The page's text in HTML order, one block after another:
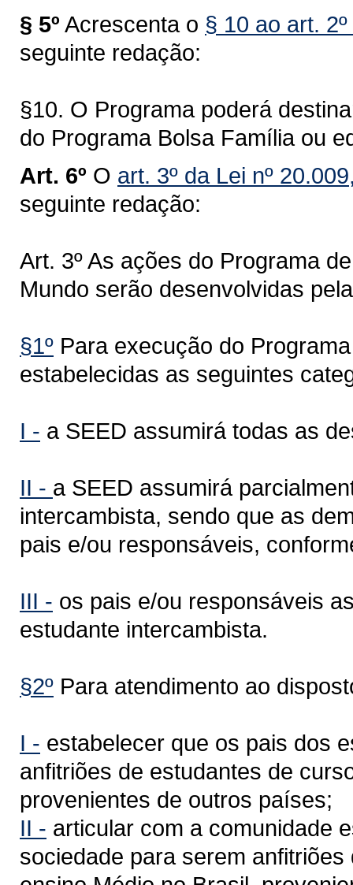
§ 5º Acrescenta o § 10 ao art.
seguinte redação:
§10. O Programa poderá
do Programa Bolsa Família ou
Art. 6º O art. 3º da Lei nº
seguinte redação:
Art. 3º As ações do Programa
Mundo serão desenvolvidas
§1º Para execução do
estabelecidas as seguintes
I - a SEED assumirá todas as
II - a SEED assumirá
intercambista, sendo que as
pais e/ou responsáveis,
III - os pais e/ou responsáveis
estudante intercambista.
§2º Para atendimento ao
I - estabelecer que os pais dos
anfitriões de estudantes de
provenientes de outros países;
II - articular com a comunidade
sociedade para serem